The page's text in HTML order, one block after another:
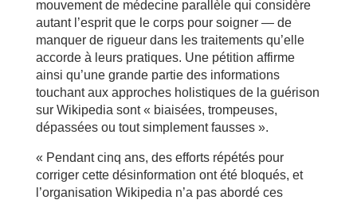
mouvement de médecine parallèle qui considère
autant l’esprit que le corps pour soigner — de
manquer de rigueur dans les traitements qu’elle
accorde à leurs pratiques. Une pétition affirme
ainsi qu’une grande partie des informations
touchant aux approches holistiques de la guérison
sur Wikipedia sont « biaisées, trompeuses,
dépassées ou tout simplement fausses ».
« Pendant cinq ans, des efforts répétés pour
corriger cette désinformation ont été bloqués, et
l’organisation Wikipedia n’a pas abordé ces